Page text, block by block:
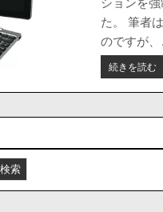
た。 筆者
のですが
続きを読む